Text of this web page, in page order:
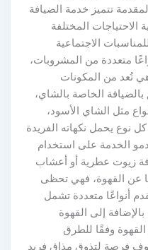
تتميز خدمة الضيافة
الاحتياجات المختلفة
الاجتماعية
متعددة من المشروبات،
تُعد من المكونات
الخاصة بالشاي،
مثل الشاي الأسود،
نوع يحمل نكهاته الفريدة
الخدمة على استخدام
زيوت عطرية أو أعشاب
عن القهوة، فهي تحظى
أنواعًا متعددة تشمل
إلى القهوة
القهوة وفقًا للطرق
فرصة لتذوق مذاق فريد